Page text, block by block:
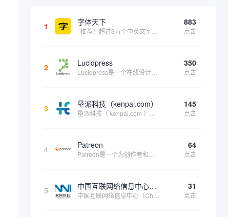
1 字体天下 883
点击
2 Lucidpress 350
点击
3 垦派科技（kenpai.com） 145
点击
4 Patreon 64
点击
5 中国互联网络信息中心（CNNIC） 31
点击